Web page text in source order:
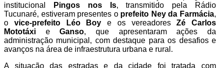
institucional
Pingos nos Is, transmitido pela Rádio
Tucunaré, estiveram presentes o prefeito Ney da Farmácia,
o vice-prefeito Léo Boy e os vereadoresZé Carlos
Mototáxi eGanso, que apresentaram ações da
administração municipal, com destaque para os desafios e
avanços na área de infraestrutura urbana e rural.
A situação das estradas e da cidade foi tratada com